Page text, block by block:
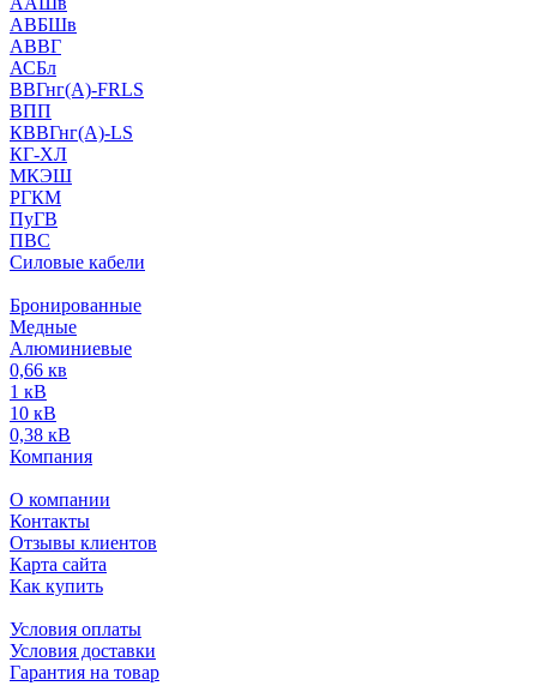
АВБШв
АВВГ
АСБл
ВВГнг(А)-FRLS
ВПП
КВВГнг(А)-LS
КГ-ХЛ
МКЭШ
РГКМ
ПуГВ
ПВС
Силовые кабели
Бронированные
Медные
Алюминиевые
0,66 кв
1 кВ
10 кВ
0,38 кВ
Компания
О компании
Контакты
Отзывы клиентов
Карта сайта
Как купить
Условия оплаты
Условия доставки
Гарантия на товар